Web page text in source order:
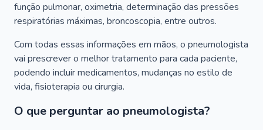
função pulmonar, oximetria, determinação das pressões
respiratórias máximas, broncoscopia, entre outros.
Com todas essas informações em mãos, o pneumologista
vai prescrever o melhor tratamento para cada paciente,
podendo incluir medicamentos, mudanças no estilo de
vida, fisioterapia ou cirurgia.
O que perguntar ao pneumologista?